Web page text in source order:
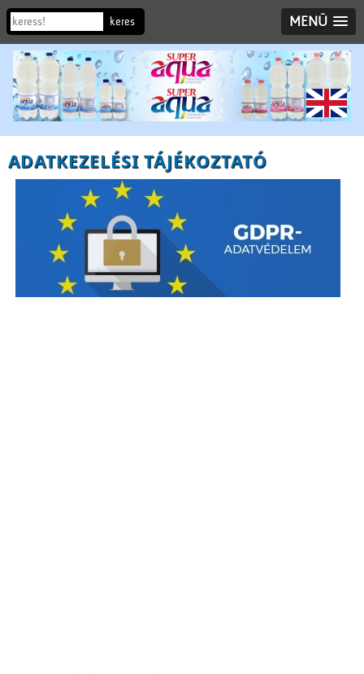
MENÜ
ADATKEZELÉSI TÁJÉKOZTATÓ